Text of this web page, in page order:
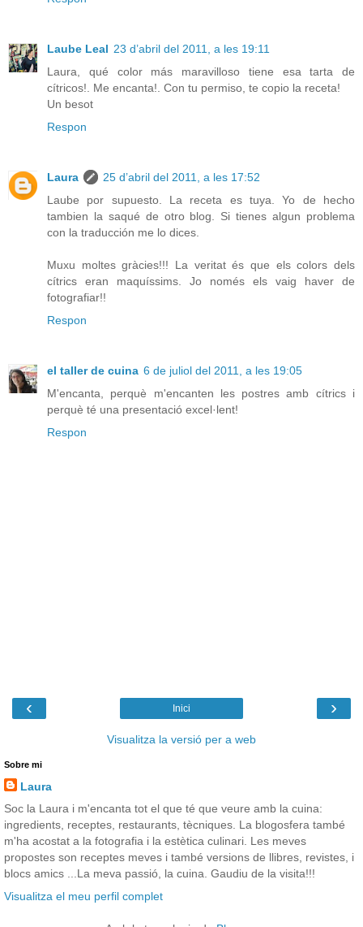
Laube Leal 23 d’abril del 2011, a les 19:11
Laura, qué color más maravilloso tiene esa tarta de
cítricos!. Me encanta!. Con tu permiso, te copio la receta!
Un besot
Respon
Laura
25 d’abril del 2011, a les 17:52
Laube por supuesto. La receta es tuya. Yo de hecho
tambien la saqué de otro blog. Si tienes algun problema
con la traducción me lo dices.
Muxu moltes gràcies!!! La veritat és que els colors dels
cítrics eran maquíssims. Jo només els vaig haver de
fotografiar!!
Respon
el taller de cuina 6 de juliol del 2011, a les 19:05
M'encanta, perquè m'encanten les postres amb cítrics i
perquè té una presentació excel·lent!
Respon
‹ ›
Inici
Visualitza la versió per a web
Sobre mi
Laura
Soc la Laura i m'encanta tot el que té que veure amb la cuina:
ingredients, receptes, restaurants, tècniques. La blogosfera també
m'ha acostat a la fotografia i la estètica culinari. Les meves
propostes son receptes meves i també versions de llibres, revistes, i
blocs amics ...La meva passió, la cuina. Gaudiu de la visita!!!
Visualitza el meu perfil complet